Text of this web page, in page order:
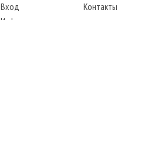
Вход
Информация
Контакты